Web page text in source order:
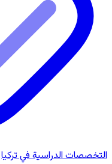
التخصصات الدراسية في تركيا